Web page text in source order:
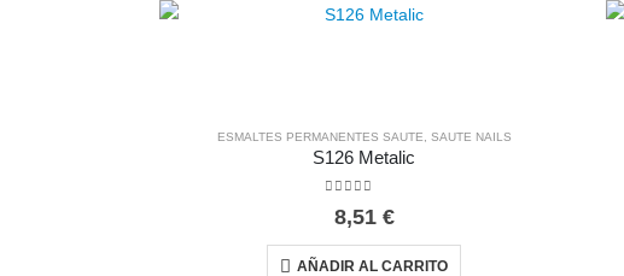
ESMALTES PERMANENTES SAUTE SAUTE NAILS
S126 Metalic
8,51 €
AÑADIR AL CARRITO